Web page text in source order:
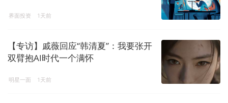
界面投资 1天前
【专访】戚薇回应“韩清夏”：我要张开
双臂抱AI时代一个满怀
明星一面 1天前